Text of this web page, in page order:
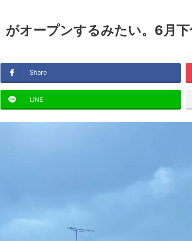
オープンするみたい。6月
Share
LINE